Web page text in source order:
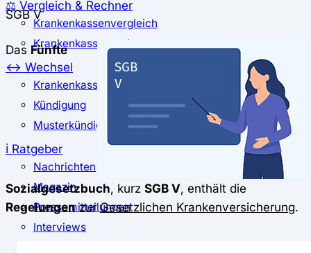
⚖️ Vergleich & Rechner
Krankenkassenvergleich
Krankenkassenrechner
↔ Wechsel
Krankenkassenwechsel
Kündigung
Musterkündigung
ℹ Ratgeber
Nachrichten
Magazin
Pressemitteilungen
Interviews
SGB V
Das Fünfte
Sozialgesetzbuch, kurz SGB V, enthält die
RegelungenzurGesetzlichen Krankenversicherung.